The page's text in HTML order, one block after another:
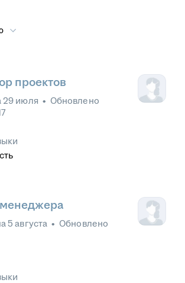
проектов
29 июля • Обновлено
5 августа • Обновлено